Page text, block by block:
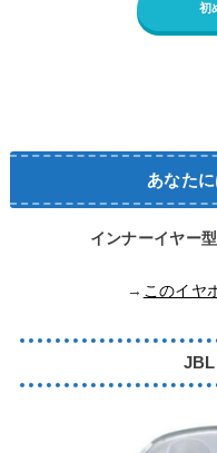
初
あなた
インナーイヤー
→ このイヤ
JBL